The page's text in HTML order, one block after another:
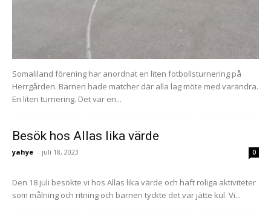
Somaliland förening har anordnat en liten fotbollsturnering på
Herrgården. Barnen hade matcher där alla lag möte med varandra.
En liten turnering. Det var en...
Besök hos Allas lika värde
yahye - juli 18, 2023 0
Den 18 juli besökte vi hos Allas lika värde och haft roliga aktiviteter
som målning och ritning och barnen tyckte det var jätte kul. Vi...